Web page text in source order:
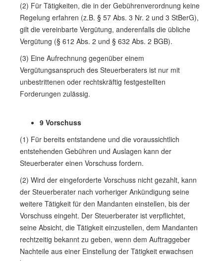
(2) Für Tätigkeiten, die in der Gebührenverordnung keine
Regelung erfahren (z.B. § 57 Abs. 3 Nr. 2 und 3 StBerG),
gilt die vereinbarte Vergütung, anderenfalls die übliche
Vergütung (§ 612 Abs. 2 und § 632 Abs. 2 BGB).
(3) Eine Aufrechnung gegenüber einem
Vergütungsanspruch des Steuerberaters ist nur mit
unbestrittenen oder rechtskräftig festgestellten
Forderungen zulässig.
9 Vorschuss
(1) Für bereits entstandene und die voraussichtlich
entstehenden Gebühren und Auslagen kann der
Steuerberater einen Vorschuss fordern.
(2) Wird der eingeforderte Vorschuss nicht gezahlt, kann
der Steuerberater nach vorheriger Ankündigung seine
weitere Tätigkeit für den Mandanten einstellen, bis der
Vorschuss eingeht. Der Steuerberater ist verpflichtet,
seine Absicht, die Tätigkeit einzustellen, dem Mandanten
rechtzeitig bekannt zu geben, wenn dem Auftraggeber
Nachteile aus einer Einstellung der Tätigkeit erwachsen